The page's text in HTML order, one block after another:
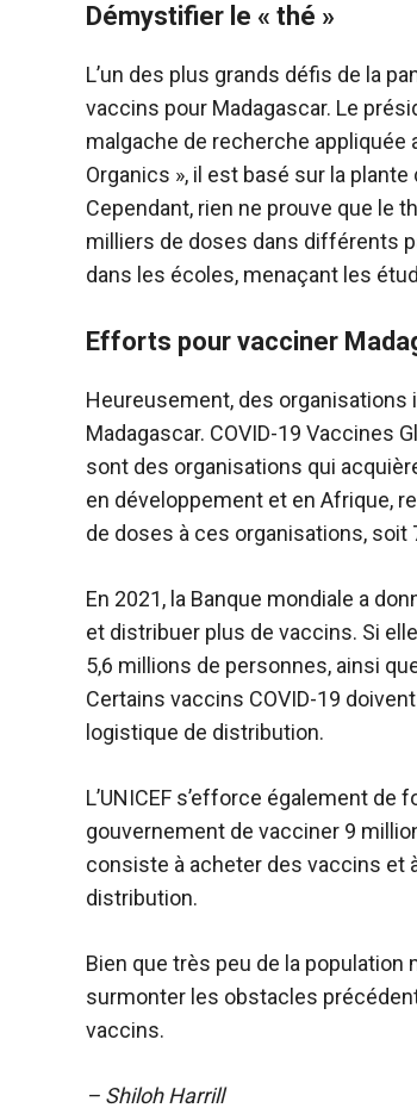
Démystifier le « thé »
L’un des plus grands défis de la
vaccins pour Madagascar. Le
malgache de recherche appliquée
Organics », il est basé sur la
Cependant, rien ne prouve que le
milliers de doses dans différents
dans les écoles, menaçant les
Efforts pour vacciner
Heureusement, des
Madagascar. COVID-19 Vaccines
sont des organisations qui
en développement et en Afrique,
de doses à ces organisations, soit
En 2021, la Banque mondiale a
et distribuer plus de vaccins. Si
5,6 millions de personnes, ainsi
Certains vaccins COVID-19
logistique de distribution.
L’UNICEF s’efforce également
gouvernement de vacciner 9
consiste à acheter des vaccins et
distribution.
Bien que très peu de la
surmonter les obstacles
vaccins.
– Shiloh Harrill